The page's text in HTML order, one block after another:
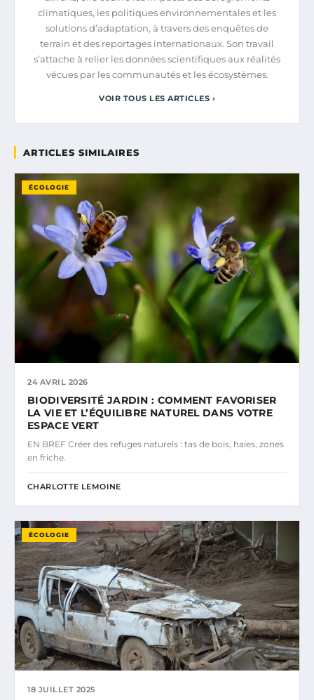
climatiques, les politiques environnementales et les
solutions d’adaptation, à travers des enquêtes de
terrain et des reportages internationaux. Son travail
s’attache à relier les données scientifiques aux réalités
vécues par les communautés et les écosystèmes.
VOIR TOUS LES ARTICLES ›
ARTICLES SIMILAIRES
ÉCOLOGIE
24 AVRIL 2026
BIODIVERSITÉ JARDIN : COMMENT FAVORISER
LA VIE ET L’ÉQUILIBRE NATUREL DANS VOTRE
ESPACE VERT
EN BREF Créer des refuges naturels : tas de bois, haies, zones
en friche.
CHARLOTTE LEMOINE
ÉCOLOGIE
18 JUILLET 2025